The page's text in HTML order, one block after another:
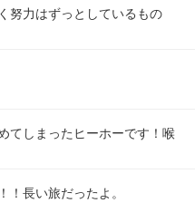
努力はずっとしているもの
てしまったヒーホーです！喉
！長い旅だったよ。